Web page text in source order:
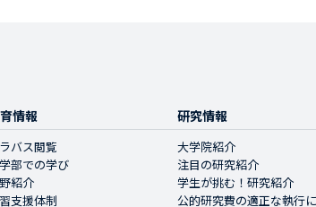
情報
バス閲覧
部での学び
紹介
支援体制
研究情報
大学院紹介
注目の研究紹介
学生が挑む！研究紹介
公的研究費の適正な執行